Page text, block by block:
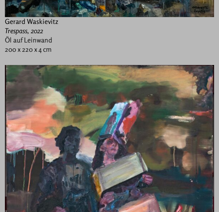
Gerard Waskievitz
Trespass, 2022
Öl auf Leinwand
200 x 220 x 4 cm